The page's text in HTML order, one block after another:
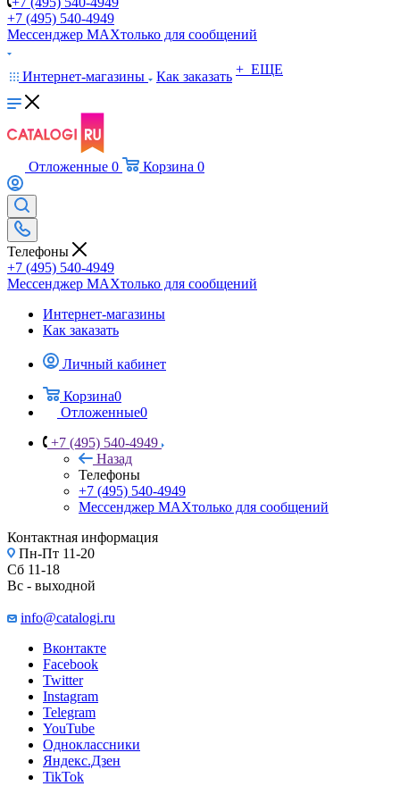
+7 (495) 540-4949
Мессенджер МАХтолько для сообщений
Интернет-магазины Как заказать + ЕЩЕ
Отложенные 0 Корзина 0
Телефоны
+7 (495) 540-4949
Мессенджер МАХтолько для сообщений
Интернет-магазины
Как заказать
Личный кабинет
Корзина0
Отложенные0
+7 (495) 540-4949
Назад
Телефоны
+7 (495) 540-4949
Мессенджер МАХтолько для сообщений
Контактная информация
Пн-Пт 11-20
Сб 11-18
Вс - выходной
info@catalogi.ru
Вконтакте
Facebook
Twitter
Instagram
Telegram
YouTube
Одноклассники
Яндекс.Дзен
TikTok